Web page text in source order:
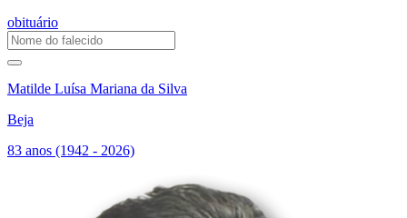
obituário
Matilde Luísa Mariana da Silva
Beja
83 anos (1942 - 2026)